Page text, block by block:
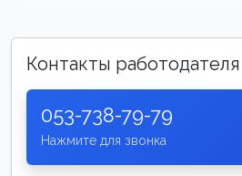
Контакты работодателя
053-738-79-79
Нажмите для звонка